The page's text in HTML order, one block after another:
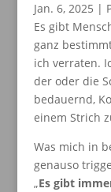
Jan. 6, 2025 |
Es gibt
ganz
ich verraten.
der oder die
bedauernd,
einem Strich
Was mich in
genauso
„Es gibt